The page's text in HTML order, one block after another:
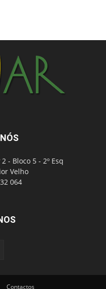
- Bloco 5 - 2º Esq
Velho
064
Contactos